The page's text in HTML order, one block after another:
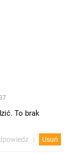
To brak
Usuń